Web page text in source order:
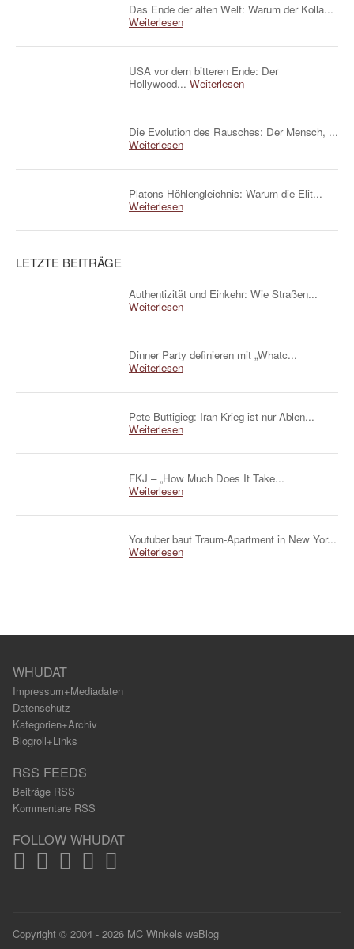
Das Ende der alten Welt: Warum der Kolla...
Weiterlesen
USA vor dem bitteren Ende: Der
Hollywood... Weiterlesen
Die Evolution des Rausches: Der Mensch, ...
Weiterlesen
Platons Höhlengleichnis: Warum die Elit...
Weiterlesen
LETZTE BEITRÄGE
Authentizität und Einkehr: Wie Straßen...
Weiterlesen
Dinner Party definieren mit „Whatc...
Weiterlesen
Pete Buttigieg: Iran-Krieg ist nur Ablen...
Weiterlesen
FKJ – „How Much Does It Take...
Weiterlesen
Youtuber baut Traum-Apartment in New Yor...
Weiterlesen
WHUDAT
Impressum+Mediadaten
Datenschutz
Kategorien+Archiv
Blogroll+Links
RSS FEEDS
Beiträge RSS
Kommentare RSS
FOLLOW WHUDAT
Copyright © 2004 - 2026 MC Winkels weBlog